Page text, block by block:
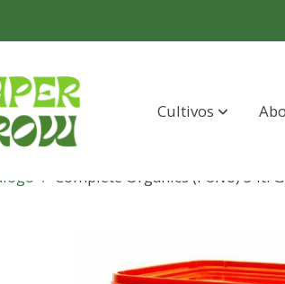
Cultivos
Complete Organics (Polvo) 3 lt.